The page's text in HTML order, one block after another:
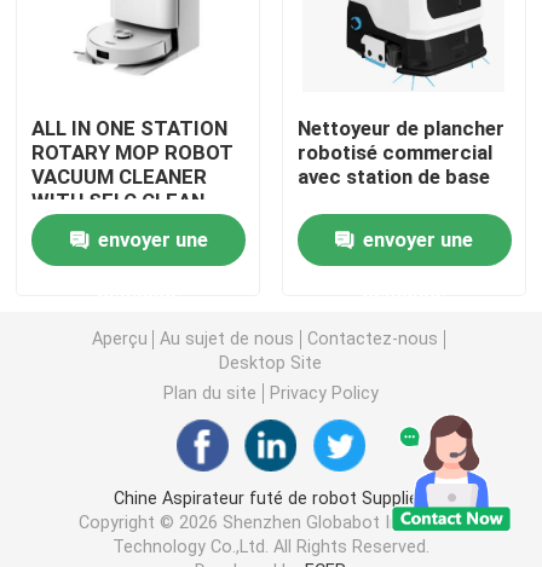
ALL IN ONE STATION
ROTARY MOP ROBOT
VACUUM CLEANER
WITH SELC CLEAN
MOP
envoyer une
Nettoyeur de plancher
robotisé commercial
avec station de base
envoyer une
Aperçu Au sujet de nous
Contactez-nous
Desktop Site
Plan du site
Privacy Policy
Chine Aspirateur futé de robot Supplier.
Copyright © 2026 Shenzhen Globabot Intelligent
Technology Co.,Ltd. All Rights Reserved.